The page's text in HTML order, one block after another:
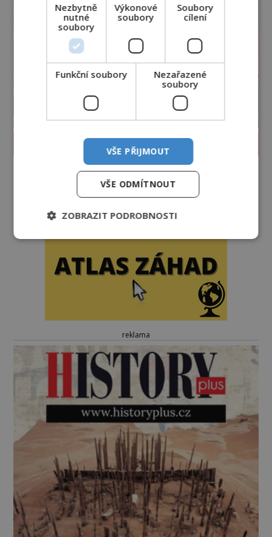
PROLISTOVAT ČASOPIS
reklama
Nezbytně
nutné
soubory
Výkonové
soubory
Soubory
cílení
Funkční soubory
Nezařazené
soubory
VŠE PŘIJMOUT
VŠE ODMÍTNOUT
ZOBRAZIT PODROBNOSTI